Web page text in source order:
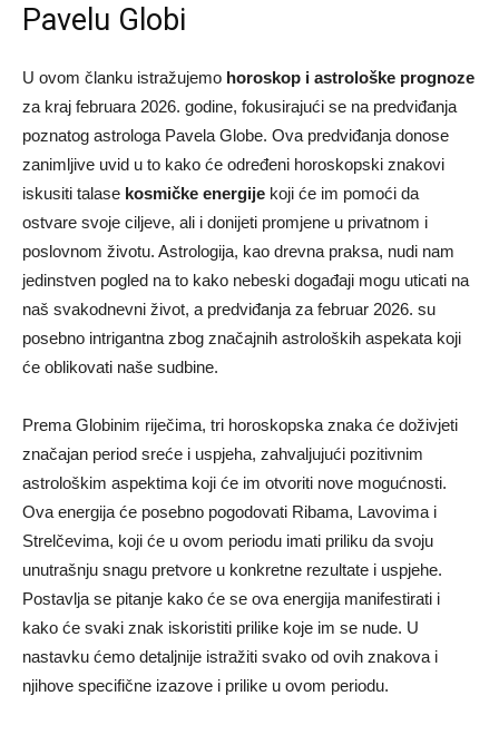
Pavelu Globi
U ovom članku istražujemo horoskop i astrološke prognoze
za kraj februara 2026. godine, fokusirajući se na predviđanja
poznatog astrologa Pavela Globe. Ova predviđanja donose
zanimljive uvid u to kako će određeni horoskopski znakovi
iskusiti talase kosmičke energije koji će im pomoći da
ostvare svoje ciljeve, ali i donijeti promjene u privatnom i
poslovnom životu. Astrologija, kao drevna praksa, nudi nam
jedinstven pogled na to kako nebeski događaji mogu uticati na
naš svakodnevni život, a predviđanja za februar 2026. su
posebno intrigantna zbog značajnih astroloških aspekata koji
će oblikovati naše sudbine.
Prema Globinim riječima, tri horoskopska znaka će doživjeti
značajan period sreće i uspjeha, zahvaljujući pozitivnim
astrološkim aspektima koji će im otvoriti nove mogućnosti.
Ova energija će posebno pogodovati Ribama, Lavovima i
Strelčevima, koji će u ovom periodu imati priliku da svoju
unutrašnju snagu pretvore u konkretne rezultate i uspjehe.
Postavlja se pitanje kako će se ova energija manifestirati i
kako će svaki znak iskoristiti prilike koje im se nude. U
nastavku ćemo detaljnije istražiti svako od ovih znakova i
njihove specifične izazove i prilike u ovom periodu.